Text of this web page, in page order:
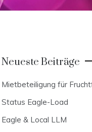
Neueste Beiträge
Mietbeteiligung für
Status Eagle-Load
Eagle & Local LLM